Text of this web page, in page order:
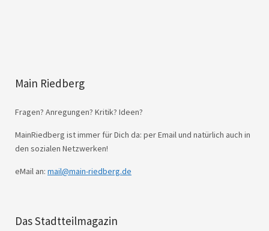
Main Riedberg
Fragen? Anregungen? Kritik? Ideen?
MainRiedberg ist immer für Dich da: per Email und natürlich auch in
den sozialen Netzwerken!
eMail an: mail@main-riedberg.de
Das Stadtteilmagazin